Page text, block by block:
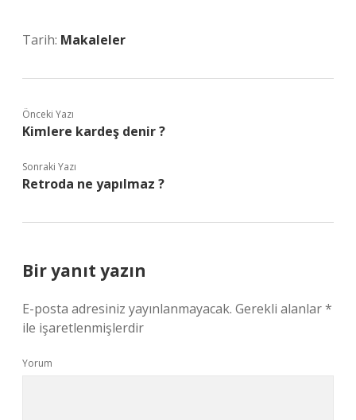
Tarih: Makaleler
Önceki Yazı
Kimlere kardeş denir ?
Sonraki Yazı
Retroda ne yapılmaz ?
Bir yanıt yazın
E-posta adresiniz yayınlanmayacak. Gerekli alanlar*
ile işaretlenmişlerdir
Yorum